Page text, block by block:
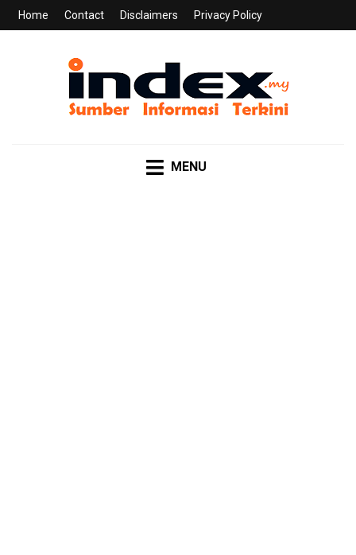
Home Contact Disclaimers Privacy Policy
MENU